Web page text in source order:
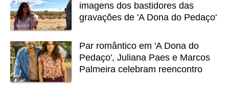
imagens dos bastidores das
gravações de 'A Dona do Pedaço'
Par romântico em 'A Dona do
Pedaço', Juliana Paes e Marcos
Palmeira celebram reencontro